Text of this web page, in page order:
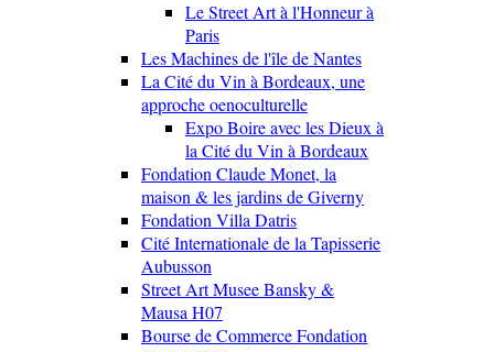
Le Street Art à l'Honneur à
Paris
Les Machines de l'île de Nantes
La Cité du Vin à Bordeaux, une
approche oenoculturelle
Expo Boire avec les Dieux à
la Cité du Vin à Bordeaux
Fondation Claude Monet, la
maison & les jardins de Giverny
Fondation Villa Datris
Cité Internationale de la Tapisserie
Aubusson
Street Art Musee Bansky &
Mausa H07
Bourse de Commerce Fondation